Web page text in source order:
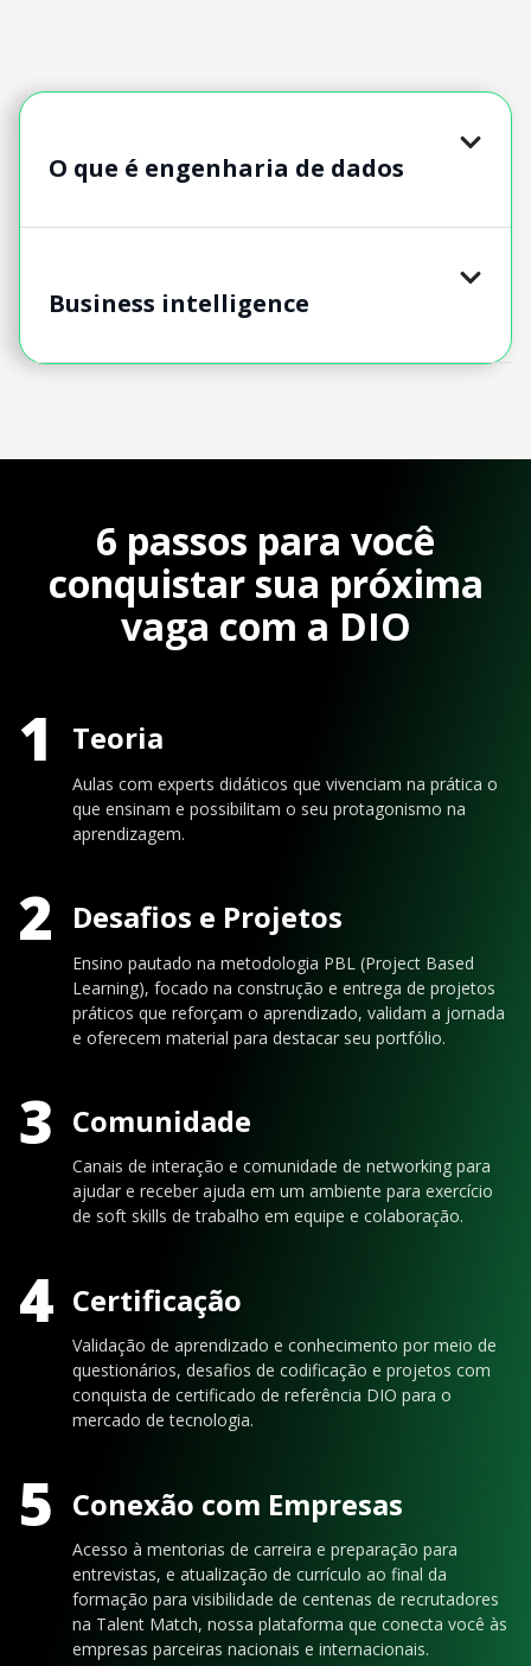
O que é engenharia de dados
Business intelligence
6 passos para você
conquistar sua próxima
vaga com a DIO
1 Teoria
Aulas com experts didáticos que vivenciam na prática o
que ensinam e possibilitam o seu protagonismo na
aprendizagem.
2 Desafios e Projetos
Ensino pautado na metodologia PBL (Project Based
Learning), focado na construção e entrega de projetos
práticos que reforçam o aprendizado, validam a jornada
e oferecem material para destacar seu portfólio.
3 Comunidade
Canais de interação e comunidade de networking para
ajudar e receber ajuda em um ambiente para exercício
de soft skills de trabalho em equipe e colaboração.
4 Certificação
Validação de aprendizado e conhecimento por meio de
questionários, desafios de codificação e projetos com
conquista de certificado de referência DIO para o
mercado de tecnologia.
5 Conexão com Empresas
Acesso à mentorias de carreira e preparação para
entrevistas, e atualização de currículo ao final da
formação para visibilidade de centenas de recrutadores
na Talent Match, nossa plataforma que conecta você às
empresas parceiras nacionais e internacionais.